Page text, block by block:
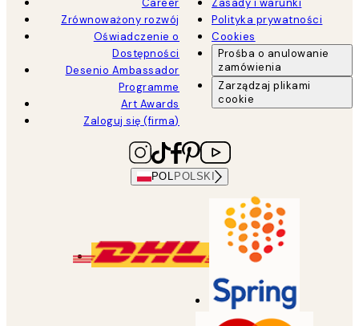
Career
Zrównoważony rozwój
Oświadczenie o
Dostępności
Desenio Ambassador
Programme
Art Awards
Zaloguj się (firma)
Zasady i warunki
Polityka prywatności
Cookies
Prośba o anulowanie
zamówienia
Zarządzaj plikami
cookie
POL POLSKI